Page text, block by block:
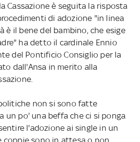
Cassazione è seguita la risposta
di adozione "in linea
è il bene del bambino, che esige
ha detto il cardinale Ennio
del Pontificio Consiglio per la
dall'Ansa in merito alla
non si sono fatte
un po' una beffa che ci si ponga
l'adozione ai single in un
sono in attesa o non